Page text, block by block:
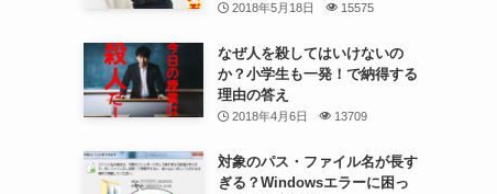
2018年5月18日 15575
なぜ人を殺してはいけないの
か？小学生も一発！で納得する
理由の答え
2018年4月6日 13709
対象のパス・ファイル名が長す
ぎる？Windowsエラーに困っ